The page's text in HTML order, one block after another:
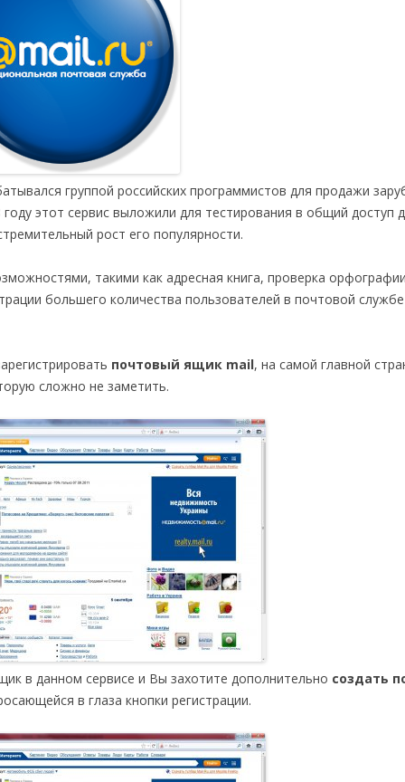
группой российских программистов для продажи
этот сервис выложили для тестирования в общий доступ
рост его популярности.
такими как адресная книга, проверка
большего количества пользователей в почтовой
почтовый ящик mail, на самой главной
сложно не заметить.
в данном сервисе и Вы захотите дополнительно создать
в глаза кнопки регистрации.